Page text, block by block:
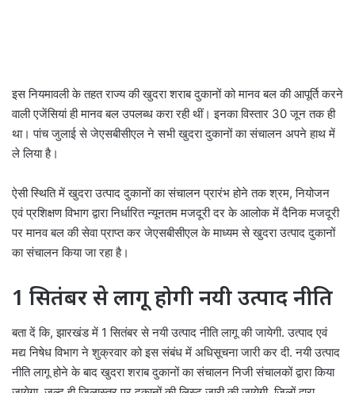
इस नियमावली के तहत राज्य की खुदरा शराब दुकानों को मानव बल की आपूर्ति करने
वाली एजेंसियां ही मानव बल उपलब्ध करा रही थीं। इनका विस्तार 30 जून तक ही
था। पांच जुलाई से जेएसबीसीएल ने सभी खुदरा दुकानों का संचालन अपने हाथ में
ले लिया है।
ऐसी स्थिति में खुदरा उत्पाद दुकानों का संचालन प्रारंभ होने तक श्रम, नियोजन
एवं प्रशिक्षण विभाग द्वारा निर्धारित न्यूनतम मजदूरी दर के आलोक में दैनिक मजदूरी
पर मानव बल की सेवा प्राप्त कर जेएसबीसीएल के माध्यम से खुदरा उत्पाद दुकानों
का संचालन किया जा रहा है।
1 सितंबर से लागू होगी नयी उत्पाद नीति
बता दें कि, झारखंड में 1 सितंबर से नयी उत्पाद नीति लागू की जायेगी. उत्पाद एवं
मद्य निषेध विभाग ने शुक्रवार को इस संबंध में अधिसूचना जारी कर दी. नयी उत्पाद
नीति लागू होने के बाद खुदरा शराब दुकानों का संचालन निजी संचालकों द्वारा किया